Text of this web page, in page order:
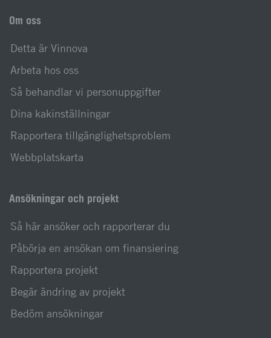
Om oss
Detta är Vinnova
Arbeta hos oss
Så behandlar vi personuppgifter
Dina kakinställningar
Rapportera tillgänglighetsproblem
Webbplatskarta
Ansökningar och projekt
Så här ansöker och rapporterar du
Påbörja en ansökan om finansiering
Rapportera projekt
Begär ändring av projekt
Bedöm ansökningar